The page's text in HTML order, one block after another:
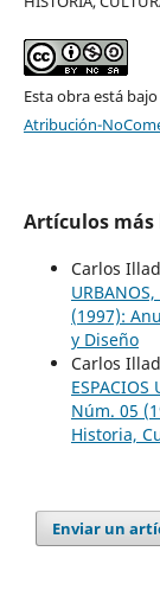
Esta obra está
Atribución-
Artículos
Carlos
(1997):
y Diseño
Carlos
ESPACIOS
Núm. 05
Historia,
Enviar un